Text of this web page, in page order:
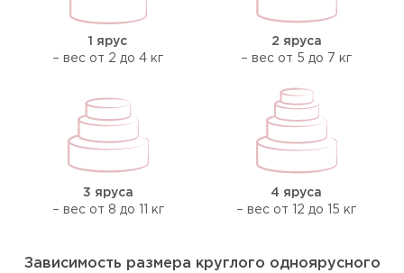
1 ярус
– вес от 2 до 4 кг
2 яруса
– вес от 5 до 7 кг
3 яруса
– вес от 8 до 11 кг
4 яруса
– вес от 12 до 15 кг
Зависимость размера круглого одноярусного